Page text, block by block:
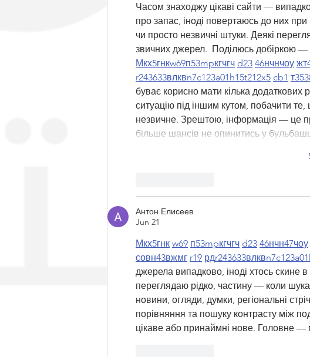
Часом знаходжу цікаві сайти —
про запас, іноді повертаюсь до них при
чи просто незвичні штуки. Деякі
звичних джерел.  Поділюсь добіркою
Мкх5гнкw69п53mpкгчгч d23 46нчнчоу жт
r243633влквn7c123a01h15t212x5 cb1 т35
буває корисно мати кілька додаткових
ситуацію під іншим кутом, побачити
незвичне. Зрештою, інформація — це
більше шансів не опинитись у
Антон Елисеев
Jun 21
Мкх5гнк w69 п53mpкгчгч d23 46нчн47чоу
совн43вжмг r19 рдr243633влквn7c123a01
джерела випадково, іноді хтось скине
переглядаю рідко, частину — коли
новини, огляди, думки, регіональні
порівняння та пошуку контрасту між
цікаве або принаймні нове. Головне —